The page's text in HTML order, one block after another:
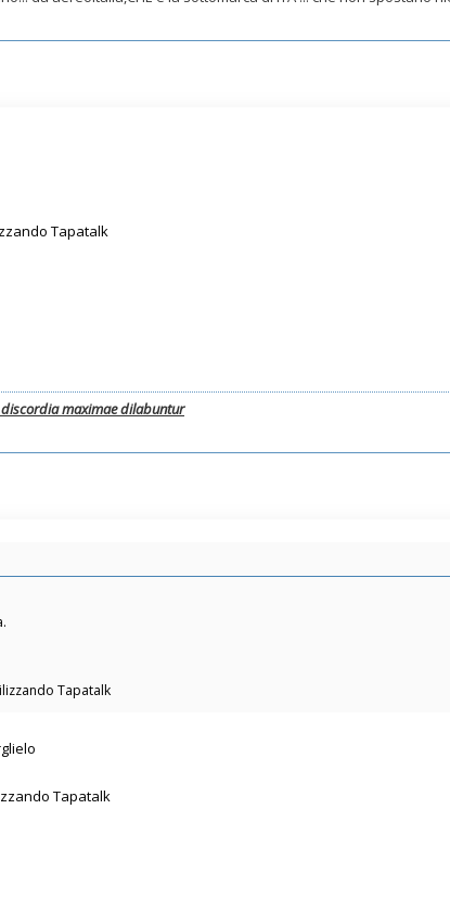
Tapatalk
maximae dilabuntur
Tapatalk
Tapatalk